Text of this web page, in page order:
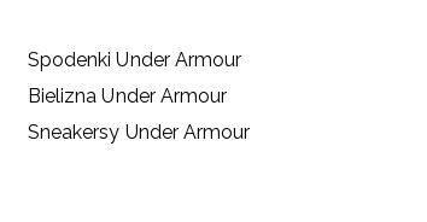
Spodenki Under Armour
Bielizna Under Armour
Sneakersy Under Armour